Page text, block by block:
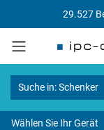
29.527
Suche in: Schenker
Wählen Sie Ihr Gerät